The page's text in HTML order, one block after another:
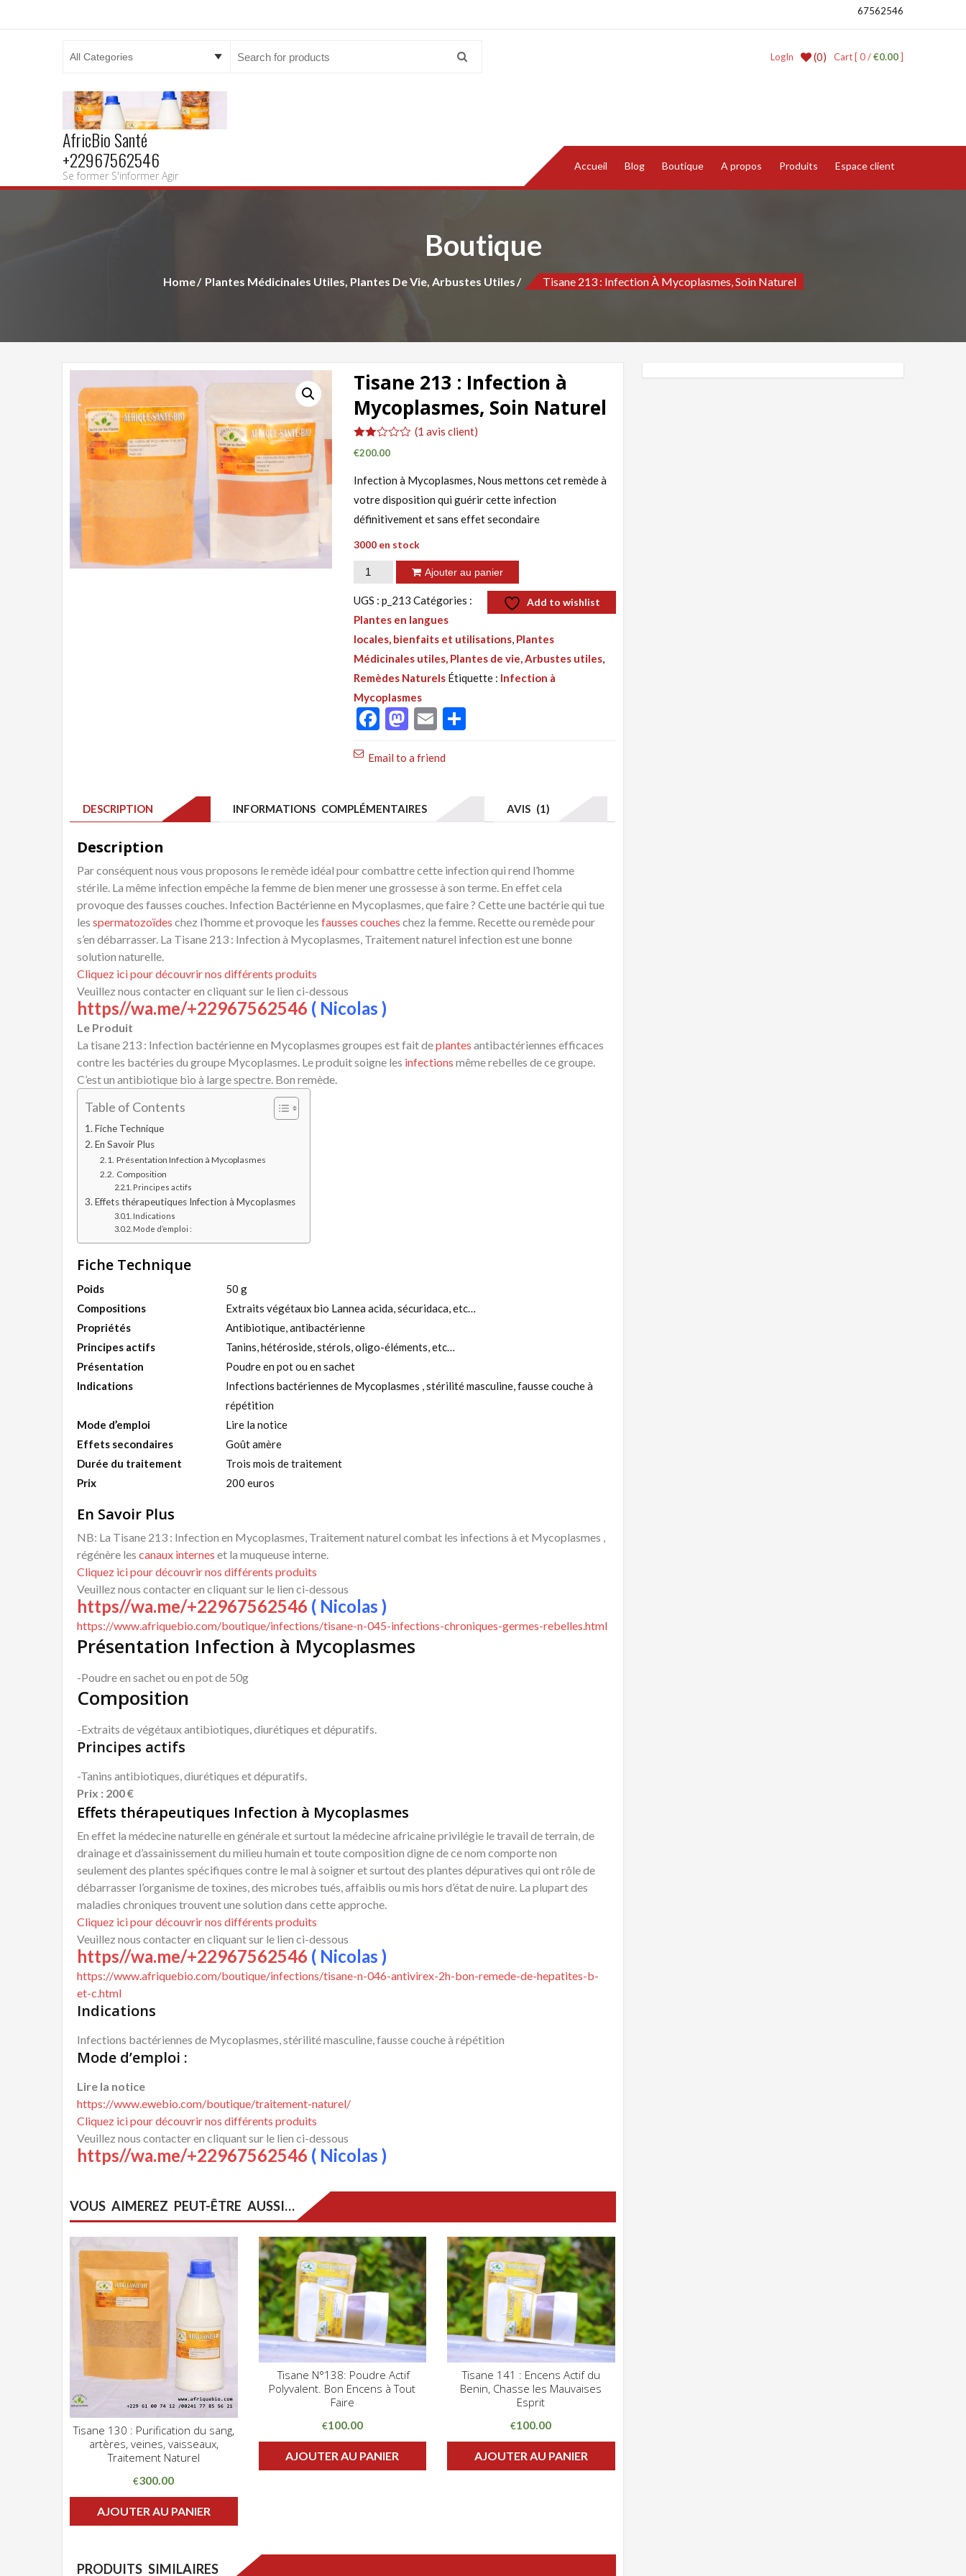
67562546
Cart [ 0 /€0.00]
(0)
LogIn
AfricBio Santé
+22967562546
Se former S'informer Agir
Accueil Blog Boutique A propos Produits Espace client
Boutique
Home Plantes Médicinales Utiles, Plantes De Vie, Arbustes Utiles Tisane 213 : Infection À Mycoplasmes, Soin Naturel
Tisane 213 : Infection à
Mycoplasmes, Soin Naturel
Noté
2.00
5
sur
1
client
(1 avis client)
€200.00
Infection à Mycoplasmes, Nous mettons cet remède à
votre disposition qui guérir cette infection
définitivement et sans effet secondaire
3000 en stock
quantité
Tisane
213
:
Infection
à
Mycoplasmes,
Soin
Ajouter au panier
Add to wishlist
UGS :p_213 Catégories :
Plantes en langues
locales, bienfaits et utilisations, Plantes
Médicinales utiles, Plantes de vie, Arbustes utiles,
Remèdes Naturels Étiquette : Infection à
Mycoplasmes
Facebook
Mastodon
Email
Email to a friend
DESCRIPTION INFORMATIONS COMPLÉMENTAIRES AVIS (1)
Description
Par conséquent nous vous proposons le remède idéal pour combattre cette infection qui rend l’homme
stérile. La même infection empêche la femme de bien mener une grossesse à son terme. En effet cela
provoque des fausses couches. Infection Bactérienne en Mycoplasmes, que faire ? Cette une bactérie qui tue
les spermatozoïdes chez l’homme et provoque les fausses couches chez la femme. Recette ou remède pour
s’en débarrasser. La Tisane 213 : Infection à Mycoplasmes, Traitement naturel infection est une bonne
solution naturelle.
Cliquez ici pour découvrir nos différents produits
Veuillez nous contacter en cliquant sur le lien ci-dessous
https//wa.me/+22967562546 ( Nicolas )
Le Produit
La tisane 213 : Infection bactérienne en Mycoplasmes groupes est fait deplantes antibactériennes efficaces
contre les bactéries du groupe Mycoplasmes. Le produit soigne les infections même rebelles de ce groupe.
C’est un antibiotique bio à large spectre. Bon remède.
Table of Contents
Fiche Technique
En Savoir Plus
Présentation Infection à Mycoplasmes
Composition
Principes actifs
Effets thérapeutiques Infection à Mycoplasmes
Indications
Mode d’emploi :
Fiche Technique
Poids
50 g
Compositions
Extraits végétaux bio Lannea acida, sécuridaca, etc…
Propriétés
Antibiotique, antibactérienne
Principes actifs
Tanins, hétéroside, stérols, oligo-éléments, etc…
Présentation
Poudre en pot ou en sachet
Indications
Infections bactériennes de Mycoplasmes , stérilité masculine, fausse couche à
répétition
Mode d’emploi
Lire la notice
Effets secondaires
Goût amère
Durée du traitement
Trois mois de traitement
Prix
200 euros
En Savoir Plus
NB: La Tisane 213 : Infection en Mycoplasmes, Traitement naturel combat les infections à et Mycoplasmes ,
régénère les canaux internes et la muqueuse interne.
Cliquez ici pour découvrir nos différents produits
Veuillez nous contacter en cliquant sur le lien ci-dessous
https//wa.me/+22967562546 ( Nicolas )
https://www.afriquebio.com/boutique/infections/tisane-n-045-infections-chroniques-germes-rebelles.html
Présentation Infection à Mycoplasmes
-Poudre en sachet ou en pot de 50g
Composition
-Extraits de végétaux antibiotiques, diurétiques et dépuratifs.
Principes actifs
-Tanins antibiotiques, diurétiques et dépuratifs.
Prix : 200 €
Effets thérapeutiques Infection à Mycoplasmes
En effet la médecine naturelle en générale et surtout la médecine africaine privilégie le travail de terrain, de
drainage et d’assainissement du milieu humain et toute composition digne de ce nom comporte non
seulement des plantes spécifiques contre le mal à soigner et surtout des plantes dépuratives qui ont rôle de
débarrasser l’organisme de toxines, des microbes tués, affaiblis ou mis hors d’état de nuire. La plupart des
maladies chroniques trouvent une solution dans cette approche.
Cliquez ici pour découvrir nos différents produits
Veuillez nous contacter en cliquant sur le lien ci-dessous
https//wa.me/+22967562546 ( Nicolas )
https://www.afriquebio.com/boutique/infections/tisane-n-046-antivirex-2h-bon-remede-de-hepatites-b-
et-c.html
Indications
Infections bactériennes de Mycoplasmes, stérilité masculine, fausse couche à répétition
Mode d’emploi :
Lire la notice
https://www.ewebio.com/boutique/traitement-naturel/
Cliquez ici pour découvrir nos différents produits
Veuillez nous contacter en cliquant sur le lien ci-dessous
https//wa.me/+22967562546 ( Nicolas )
VOUS AIMEREZ PEUT-ÊTRE AUSSI…
CLIQUEZ POUR VOIR
ADD WISHLIST
Tisane 130 : Purification du sang,
artères, veines, vaisseaux,
Traitement Naturel
€300.00
AJOUTER AU PANIER
CLIQUEZ POUR VOIR
ADD WISHLIST
Tisane N°138: Poudre Actif
Polyvalent. Bon Encens à Tout
Faire
€100.00
AJOUTER AU PANIER
CLIQUEZ POUR VOIR
ADD WISHLIST
Tisane 141 : Encens Actif du
Benin, Chasse les Mauvaises
Esprit
€100.00
AJOUTER AU PANIER
PRODUITS SIMILAIRES